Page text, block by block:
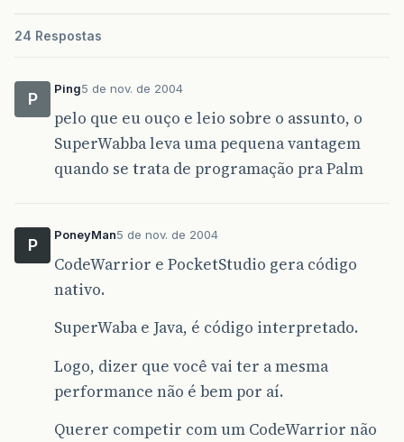
24 Respostas
P
Ping5 de nov. de 2004
pelo que eu ouço e leio sobre o assunto, o
SuperWabba leva uma pequena vantagem
quando se trata de programação pra Palm
P
PoneyMan5 de nov. de 2004
CodeWarrior e PocketStudio gera código
nativo.
SuperWaba e Java, é código interpretado.
Logo, dizer que você vai ter a mesma
performance não é bem por aí.
Querer competir com um CodeWarrior não